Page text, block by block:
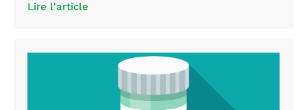
Lire l'article